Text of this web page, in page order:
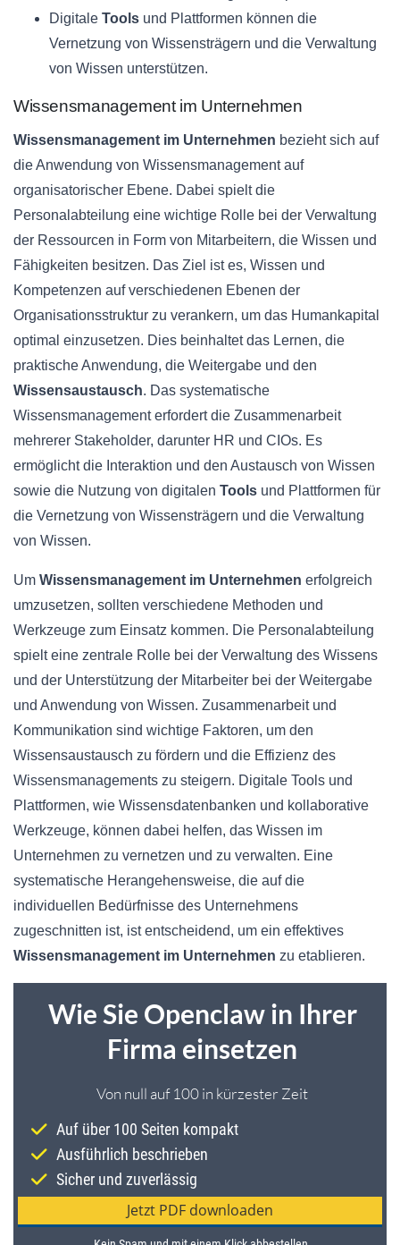
Digitale Tools und Plattformen können die
Vernetzung von Wissensträgern und die Verwaltung
von Wissen unterstützen.
Wissensmanagement im Unternehmen
Wissensmanagement im Unternehmen bezieht sich auf
die Anwendung von Wissensmanagement auf
organisatorischer Ebene. Dabei spielt die
Personalabteilung eine wichtige Rolle bei der Verwaltung
der Ressourcen in Form von Mitarbeitern, die Wissen und
Fähigkeiten besitzen. Das Ziel ist es, Wissen und
Kompetenzen auf verschiedenen Ebenen der
Organisationsstruktur zu verankern, um das Humankapital
optimal einzusetzen. Dies beinhaltet das Lernen, die
praktische Anwendung, die Weitergabe und den
Wissensaustausch. Das systematische
Wissensmanagement erfordert die Zusammenarbeit
mehrerer Stakeholder, darunter HR und CIOs. Es
ermöglicht die Interaktion und den Austausch von Wissen
sowie die Nutzung von digitalen Tools und Plattformen für
die Vernetzung von Wissensträgern und die Verwaltung
von Wissen.
Um Wissensmanagement im Unternehmen erfolgreich
umzusetzen, sollten verschiedene Methoden und
Werkzeuge zum Einsatz kommen. Die Personalabteilung
spielt eine zentrale Rolle bei der Verwaltung des Wissens
und der Unterstützung der Mitarbeiter bei der Weitergabe
und Anwendung von Wissen. Zusammenarbeit und
Kommunikation sind wichtige Faktoren, um den
Wissensaustausch zu fördern und die Effizienz des
Wissensmanagements zu steigern. Digitale Tools und
Plattformen, wie Wissensdatenbanken und kollaborative
Werkzeuge, können dabei helfen, das Wissen im
Unternehmen zu vernetzen und zu verwalten. Eine
systematische Herangehensweise, die auf die
individuellen Bedürfnisse des Unternehmens
zugeschnitten ist, ist entscheidend, um ein effektives
Wissensmanagement im Unternehmen zu etablieren.